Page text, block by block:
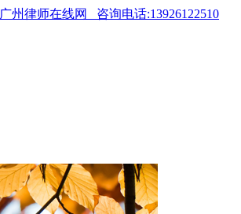
广州律师在线网 咨询电话:13926122510